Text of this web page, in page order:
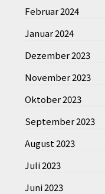
Februar 2024
Januar 2024
Dezember 2023
November 2023
Oktober 2023
September 2023
August 2023
Juli 2023
Juni 2023